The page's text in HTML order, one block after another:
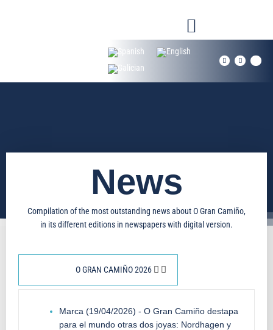
F
a
b
I
n
a
X
i
News
Compilation of the most outstanding news about O Gran Camiño,
in its different editions in newspapers with digital version.
O GRAN CAMIÑO 2026
Marca (19/04/2026) - O Gran Camiño destapa
para el mundo otras dos joyas: Nordhagen y